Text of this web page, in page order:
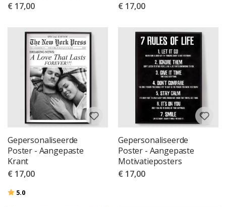
€ 17,00
€ 17,00
Gepersonaliseerde
Poster - Aangepaste
Krant
€ 17,00
Beoordeling:
5.0
Gepersonaliseerde
Poster - Aangepaste
Motivatieposters
€ 17,00